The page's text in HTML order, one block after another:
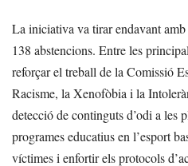
La iniciativa va tirar endavant
138 abstencions. Entre les
reforçar el treball de la Comissió
Racisme, la Xenofòbia i la
detecció de continguts d’odi a les
programes educatius en l’esport
víctimes i enfortir els protocols